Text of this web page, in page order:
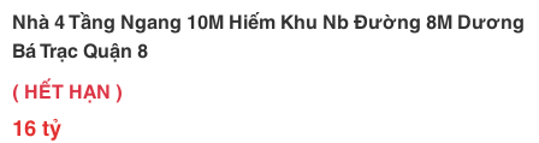
Nhà 4 Tầng Ngang 10M Hiếm Khu Nb Đường 8M Dương
Bá Trạc Quận 8
( HẾT HẠN )
16 tỷ